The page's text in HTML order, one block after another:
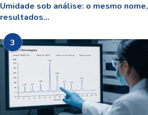
Umidade sob análise: o mesmo nome,
resultados...
3